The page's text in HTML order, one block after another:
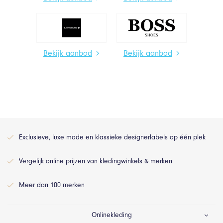
Bekijk aanbod Bekijk aanbod
Exclusieve, luxe mode en klassieke designerlabels op één plek
Vergelijk online prijzen van kledingwinkels & merken
Meer dan 100 merken
Onlinekleding